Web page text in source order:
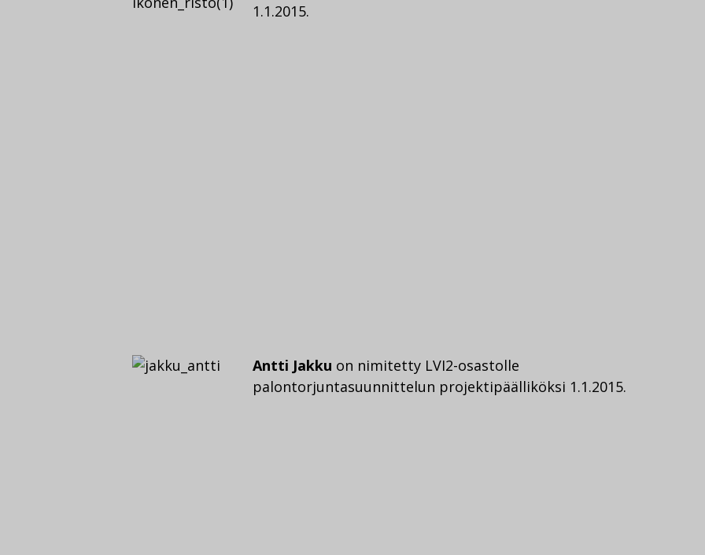
1.1.2015.
Antti Jakku on nimitetty LVI2-osastolle
palontorjuntasuunnittelun projektipäälliköksi 1.1.2015.